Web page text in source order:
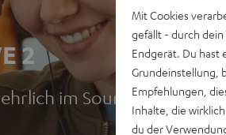
2
im Sound
Mit Cookies
gefällt - durch
Endgerät. Du hast
Grundeinstellung,
Empfehlungen,
Inhalte, die
du der